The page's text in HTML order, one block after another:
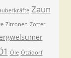
Zaun
Zitronen Zotter
Öle Ötzidorf